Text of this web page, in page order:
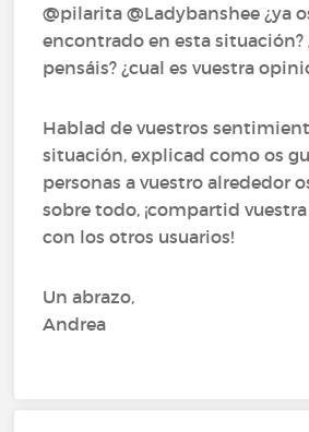
@pilarita‍ @Ladybanshee‍ ¿ya
encontrado en esta situación?
pensáis? ¿cual es vuestra
Hablad de vuestros
situación, explicad como os
personas a vuestro alrededor
sobre todo, ¡compartid
con los otros usuarios!
Un abrazo,
Andrea